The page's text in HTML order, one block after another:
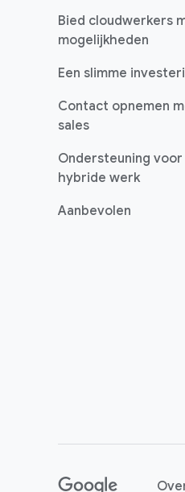
Bied cloudwerkers
mogelijkheden
Een slimme
Contact opnemen
sales
Ondersteuning voor
hybride werk
Aanbevolen
()